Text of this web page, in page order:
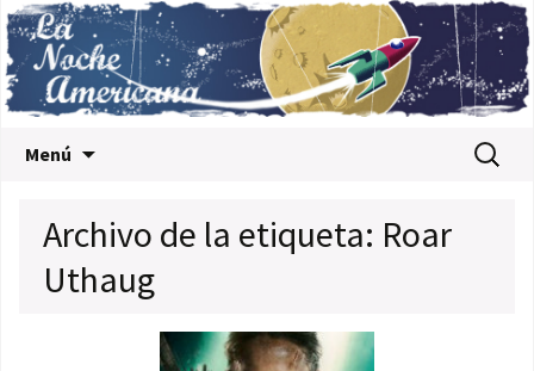
Menú Buscar:
Archivo de la etiqueta: Roar
Uthaug